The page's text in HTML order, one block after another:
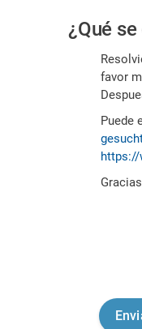
es
¿Qué
favor
Puede
https://